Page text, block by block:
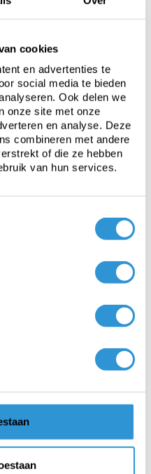
cookies
en advertenties te
social media te bieden
Ook delen we
onze site met onze
en analyse. Deze
combineren met andere
of die ze hebben
van hun services.
+/- 2%
DIN4102-B1 (NVO) -
dicht geweven en zorgt voor